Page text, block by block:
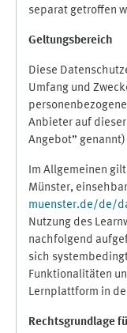
separat getroffen
Geltungsbereich
Diese
Umfang und
Anbieter auf
Angebot” genannt)
Im Allgemeinen
Münster,
muenster.de/de/
Nutzung des
nachfolgend
sich
Funktionalitäten
Lernplattform in
Rechtsgrundlage